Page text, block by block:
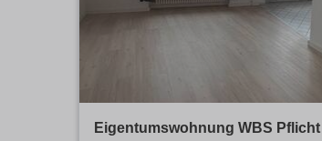
Eigentumswohnung WBS